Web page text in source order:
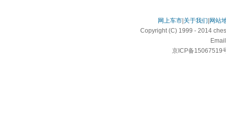
网上车市 关于我们 网站
Copyright (C) 1999 - 2014
京ICP备15067519